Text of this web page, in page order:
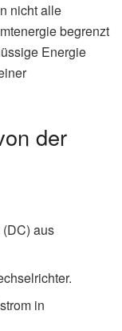
nicht alle
begrenzt
Energie
der
aus
in